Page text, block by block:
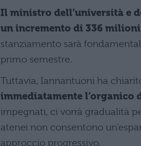
Il ministro dell’università e
un incremento di 336
stanziamento sarà
primo semestre.
Tuttavia, Iannantuoni ha
immediatamente l’organico
impegnati, ci vorrà gradualità
atenei non consentono
approccio progressivo.